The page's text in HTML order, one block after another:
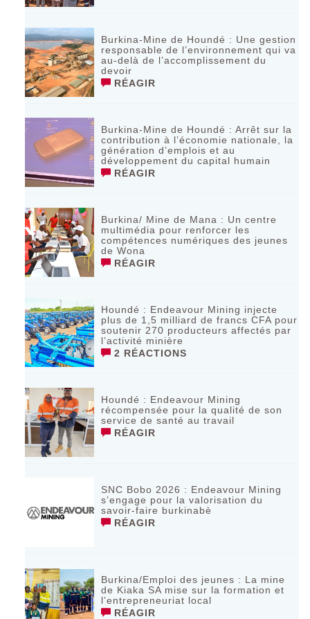
Burkina-Mine de Houndé : Une gestion
responsable de l’environnement qui va
au-delà de l’accomplissement du
devoir
RÉAGIR
Burkina-Mine de Houndé : Arrêt sur la
contribution à l’économie nationale, la
génération d’emplois et au
développement du capital humain
RÉAGIR
Burkina/ Mine de Mana : Un centre
multimédia pour renforcer les
compétences numériques des jeunes
de Wona
RÉAGIR
Houndé : Endeavour Mining injecte
plus de 1,5 milliard de francs CFA pour
soutenir 270 producteurs affectés par
l’activité minière
2 RÉACTIONS
Houndé : Endeavour Mining
récompensée pour la qualité de son
service de santé au travail
RÉAGIR
SNC Bobo 2026 : Endeavour Mining
s’engage pour la valorisation du
savoir-faire burkinabè
RÉAGIR
Burkina/Emploi des jeunes : La mine
de Kiaka SA mise sur la formation et
l’entrepreneuriat local
RÉAGIR